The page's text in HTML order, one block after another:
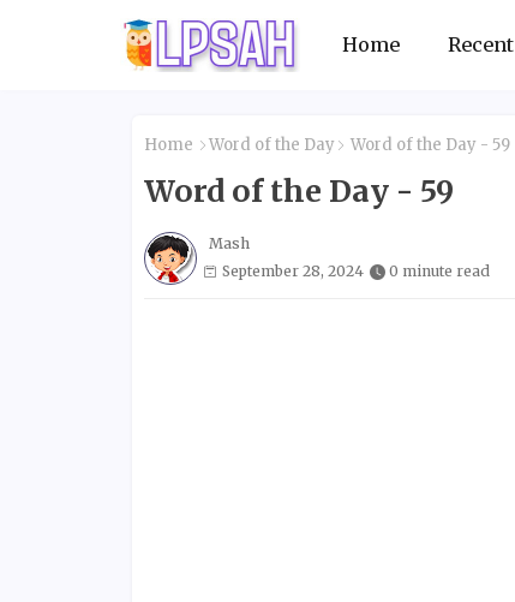
Home Recent
Home Word of the Day Word of the Day - 59
Word of the Day - 59
Mash
September 28, 2024
0 minute read